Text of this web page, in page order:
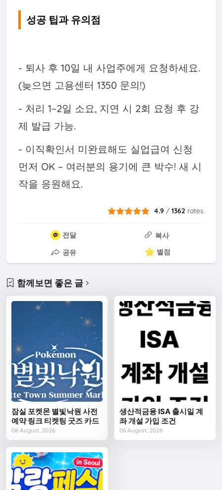
성공 팁과 유의점
- 퇴사 후 10일 내 사업주에게 요청하세요.
(늦으면 고용센터 1350 문의!)
- 처리 1~2일 소요, 지연 시 2회 요청 후 강
제 발급 가능.
- 이직확인서 미완료해도 실업급여 신청
먼저 OK – 여러분의 용기에 큰 박수! 새 시
작을 응원해요.
4.9 /1362 rates
전달
복사
공유
별점
함께보면 좋은 글
잠실 포켓몬 별빛낙원 사전
예약 링크 티켓팅 굿즈 카드
08 August, 2026
생산적금융 ISA 출시일 계
좌 개설 가입 조건
06 August, 2026